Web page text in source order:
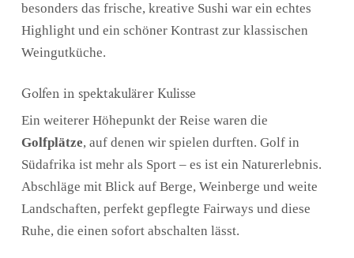
besonders das frische, kreative Sushi war ein echtes
Highlight und ein schöner Kontrast zur klassischen
Weingutküche.
Golfen in spektakulärer Kulisse
Ein weiterer Höhepunkt der Reise waren die
Golfplätze, auf denen wir spielen durften. Golf in
Südafrika ist mehr als Sport – es ist ein Naturerlebnis.
Abschläge mit Blick auf Berge, Weinberge und weite
Landschaften, perfekt gepflegte Fairways und diese
Ruhe, die einen sofort abschalten lässt.